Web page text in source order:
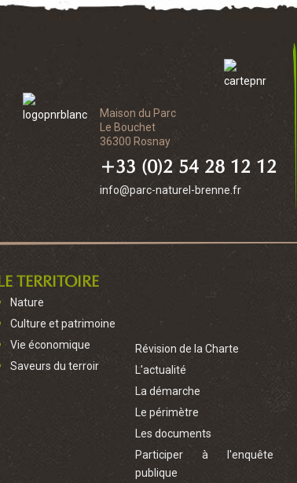
Maison du Parc
Le Bouchet
36300 Rosnay
+33 (0)2 54 28 12 12
info@parc-naturel-brenne.fr
LE TERRITOIRE
Nature
Culture et patrimoine
Vie économique
Saveurs du terroir
Révision de la Charte
L'actualité
La démarche
Le périmètre
Les documents
Participer à l'enquête
publique